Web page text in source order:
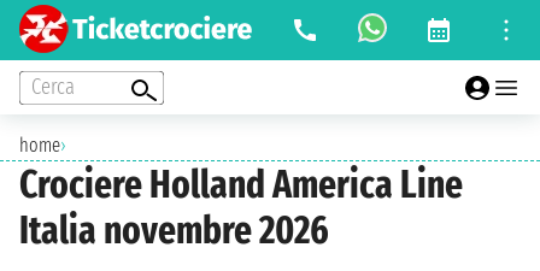
Cerca
home›
Crociere Holland America Line
Italia novembre 2026